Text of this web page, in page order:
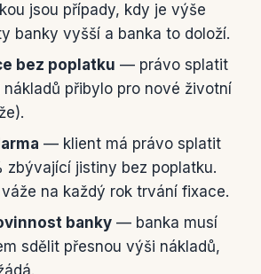
jsou případy, kdy je výše
banky vyšší a banka to doloží.
bez poplatku — právo splatit
nákladů přibylo pro nové životní
— klient má právo splatit
zbývající jistiny bez poplatku.
na každý rok trvání fixace.
banky — banka musí
sdělit přesnou výši nákladů,